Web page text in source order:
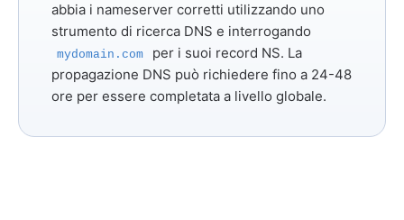
abbia i nameserver corretti utilizzando uno
strumento di ricerca DNS e interrogando
mydomain.com
per i suoi record NS. La
propagazione DNS può richiedere fino a 24-48
ore per essere completata a livello globale.